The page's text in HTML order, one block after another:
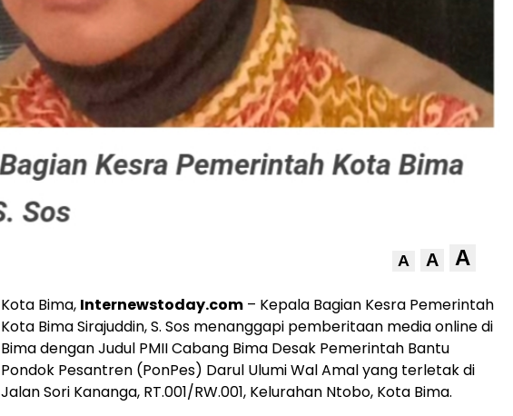
A A A
Kota Bima, Internewstoday.com – Kepala Bagian Kesra Pemerintah
Kota Bima Sirajuddin, S. Sos menanggapi pemberitaan media online di
Bima dengan Judul PMII Cabang Bima Desak Pemerintah Bantu
Pondok Pesantren (PonPes) Darul Ulumi Wal Amal yang terletak di
Jalan Sori Kananga, RT.001/RW.001, Kelurahan Ntobo, Kota Bima.